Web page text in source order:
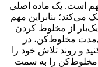
است. یک ماده اصلی
بنابراین مهم
یک‌بار از مخلوط کردن
مخلوط‌کن، در
و روند تلاش خود را
مخلوط‌کن را به سمت